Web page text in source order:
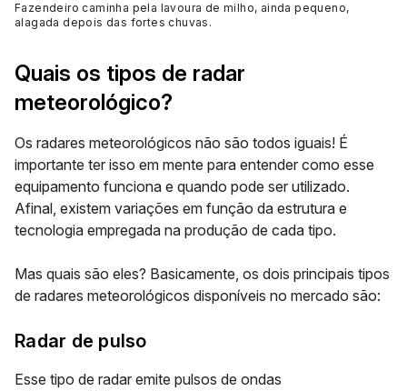
Fazendeiro caminha pela lavoura de milho, ainda pequeno,
alagada depois das fortes chuvas .
Quais os tipos de radar
meteorológico?
Os radares meteorológicos não são todos iguais! É
importante ter isso em mente para entender como esse
equipamento funciona e quando pode ser utilizado.
Afinal, existem variações em função da estrutura e
tecnologia empregada na produção de cada tipo.
Mas quais são eles? Basicamente, os dois principais tipos
de radares meteorológicos disponíveis no mercado são:
Radar de pulso
Esse tipo de radar emite pulsos de ondas